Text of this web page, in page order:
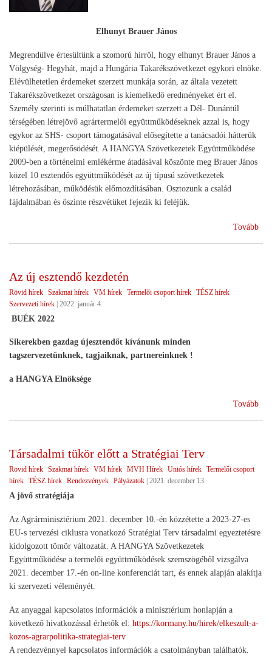
Elhunyt Brauer János
Megrendülve értesültünk a szomorú hírről, hogy elhunyt Brauer János a
Völgység- Hegyhát, majd a Hungária Takarékszövetkezet egykori elnöke.
Elévülhetetlen érdemeket szerzett munkája során, az általa vezetett
Takarékszövetkezet országosan is kiemelkedő eredményeket ért el.
Személy szerinti is múlhatatlan érdemeket szerzett a Dél- Dunántúl
térségében létrejövő agrártermelői együttműködéseknek azzal is, hogy
egykor az SHS- csoport támogatásával elősegítette a tanácsadói hátterük
kiépülését, megerősödését. A HANGYA Szövetkezetek Együttműködése
2009-ben a történelmi emlékérme átadásával köszönte meg Brauer János
közel 10 esztendős együttműködését az új típusú szövetkezetek
létrehozásában, működésük előmozdításában. Osztozunk a család
fájdalmában és őszinte részvétüket fejezik ki feléjük.
Tovább
Az új esztendő kezdetén
Rövid hírek Szakmai hírek VM hírek Termelői csoport hírek TÉSZ hírek
Szervezeti hírek | 2022. január 4.
BUÉK 2022
Sikerekben gazdag újesztendőt kívánunk minden
tagszervezetünknek, tagjaiknak, partnereinknek !
a HANGYA Elnöksége
Tovább
Társadalmi tükör előtt a Stratégiai Terv
Rövid hírek Szakmai hírek VM hírek MVH Hírek Uniós hírek Termelői csoport
hírek TÉSZ hírek Rendezvények Pályázatok 2021. december 13.
A jövő stratégiája
Az Agrárminisztérium 2021. december 10.-én közzétette a 2023-27-es
EU-s tervezési ciklusra vonatkozó Stratégiai Terv társadalmi egyeztetésre
kidolgozott tömör változatát. A HANGYA Szövetkezetek
Együttműködése a termelői együttműködések szemszögéből vizsgálva
2021. december 17.-én on-line konferenciát tart, és ennek alapján alakítja
ki szervezeti véleményét.
Az anyaggal kapcsolatos információk a minisztérium honlapján a
következő hivatkozással érhetők el: https://kormany.hu/hirek/elkeszult-a-
kozos-agrarpolitika-strategiai-terv
A rendezvénnyel kapcsolatos információk a csatolmányban találhatók.